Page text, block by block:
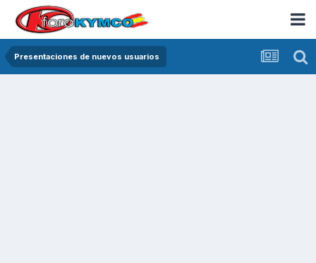
Presentaciones de nuevos usuarios